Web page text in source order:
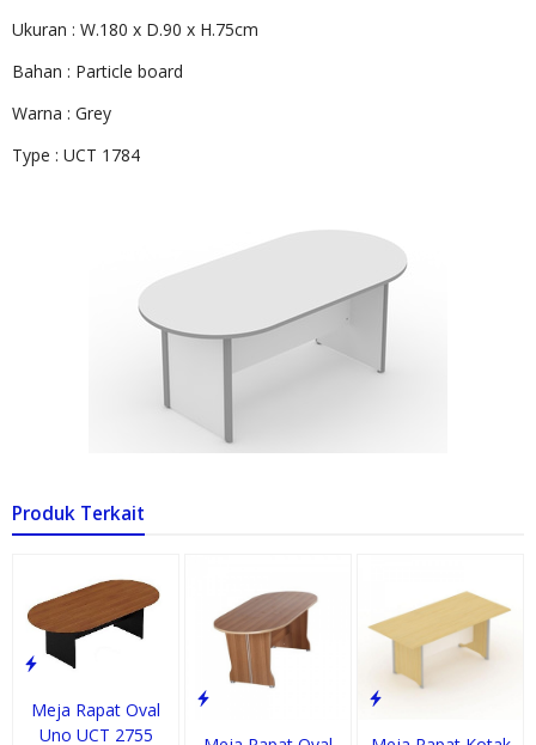
Ukuran : W.180 x D.90 x H.75cm
Bahan : Particle board
Warna : Grey
Type : UCT 1784
Produk Terkait
Meja Rapat Oval
Uno UCT 2755